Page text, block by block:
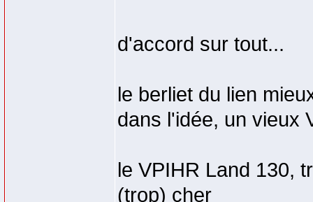
d'accord sur tout...
le berliet du lien
dans l'idée, un vieux
le VPIHR Land 130,
(trop) cher